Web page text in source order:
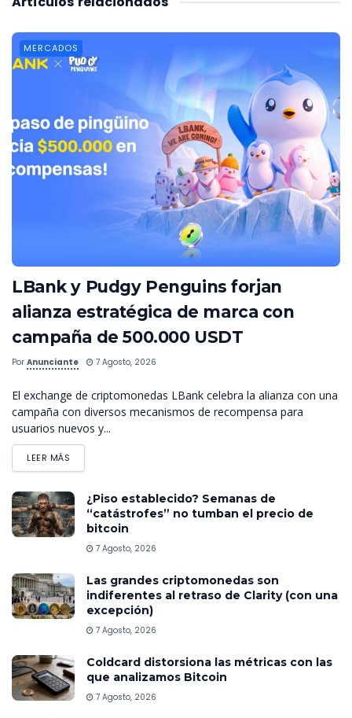
MERCADOS
LBank y Pudgy Penguins forjan
alianza estratégica de marca con
campaña de 500.000 USDT
Por Anunciante 7 Agosto, 2026
El exchange de criptomonedas LBank celebra la alianza con una
campaña con diversos mecanismos de recompensa para
usuarios nuevos y...
LEER MÁS
¿Piso establecido? Semanas de
“catástrofes” no tumban el precio de
bitcoin
7 Agosto, 2026
Las grandes criptomonedas son
indiferentes al retraso de Clarity (con una
excepción)
7 Agosto, 2026
Coldcard distorsiona las métricas con las
que analizamos Bitcoin
7 Agosto, 2026